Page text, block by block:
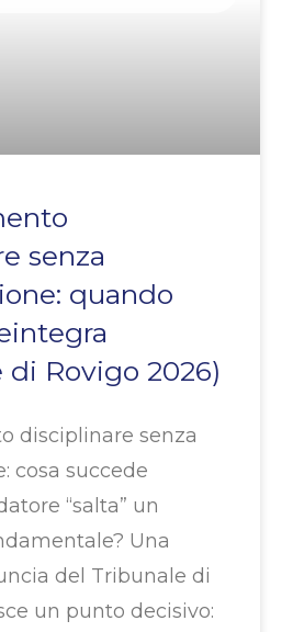
senza
quando
di Rovigo 2026)
disciplinare senza
cosa succede
“salta” un
Una
del Tribunale di
un punto decisivo: